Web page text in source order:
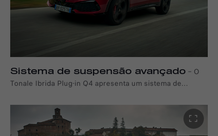
Sistema de suspensão avançado – O
Tonale Ibrida Plug-in Q4 apresenta um sistema de
traseiro, combinado com amortecedores FSD (Frequency
Selective Damping), oferecendo um equilíbrio ideal entre
manobrabilidade e conforto. Além disso, o modelo